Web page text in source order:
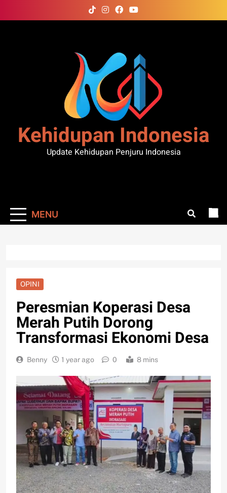
to
Kehidupan Indonesia
Update Kehidupan Penjuru Indonesia
MENU
OPINI
Peresmian Koperasi Desa
Merah Putih Dorong
Transformasi Ekonomi Desa
Benny 1 year ago 0 8 mins